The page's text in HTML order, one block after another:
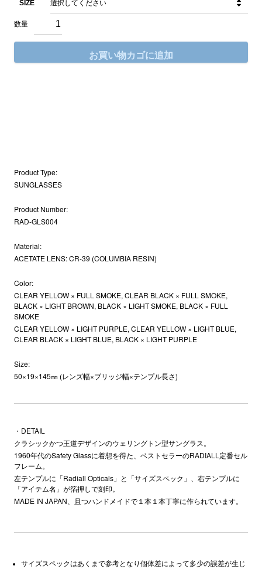
SIZE
お買い物カゴに追加
Product Type:
SUNGLASSES
Product Number:
RAD-GLS004
Material:
ACETATE LENS: CR-39 (COLUMBIA RESIN)
Color:
CLEAR YELLOW × FULL SMOKE, CLEAR BLACK × FULL SMOKE,
BLACK × LIGHT BROWN, BLACK × LIGHT SMOKE, BLACK × FULL
SMOKE
CLEAR YELLOW × LIGHT PURPLE, CLEAR YELLOW × LIGHT BLUE,
CLEAR BLACK × LIGHT BLUE, BLACK × LIGHT PURPLE
Size:
50×19×145㎜ (レンズ幅×ブリッジ幅×テンプル長さ)
・DETAIL
クラシックかつ王道デザインのウェリングトン型サングラス。
1960年代のSafety Glassに着想を得た、ベストセラーのRADIALL定番セル
フレーム。
左テンプルに「Radiall Opticals」と「サイズスペック」、右テンプルに
「アイテム名」が箔押しで刻印。
MADE IN JAPAN、且つハンドメイドで１本１本丁寧に作られています。
サイズスペックはあくまで参考となり個体差によって多少の誤差が生じ